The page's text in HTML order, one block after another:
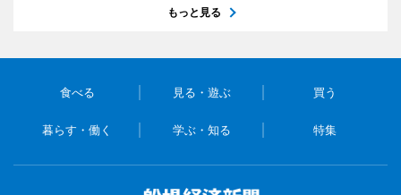
もっと見る
食べる 見る・遊ぶ 買う
暮らす・働く 学ぶ・知る 特集